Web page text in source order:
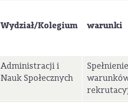
Wydział/Kolegium warunki
Administracji i
Nauk Społecznych
Spełnienie